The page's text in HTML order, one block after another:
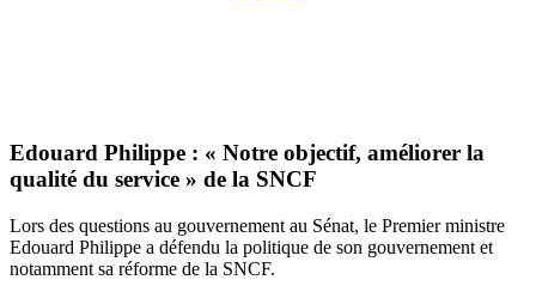
Edouard Philippe : « Notre objectif, améliorer la
qualité du service » de la SNCF
Lors des questions au gouvernement au Sénat, le Premier ministre
Edouard Philippe a défendu la politique de son gouvernement et
notamment sa réforme de la SNCF.